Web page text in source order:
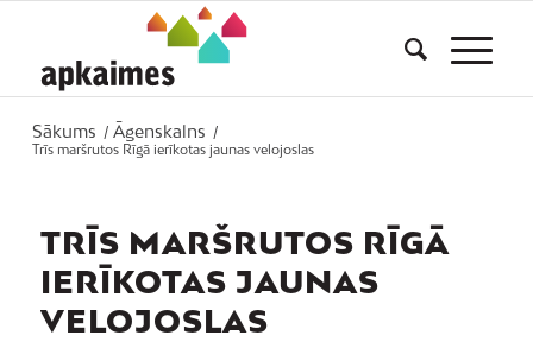
Sākums / Āgenskalns
/
Trīs maršrutos Rīgā ierīkotas jaunas velojoslas
TRĪS MARŠRUTOS RĪGĀ
IERĪKOTAS JAUNAS
VELOJOSLAS